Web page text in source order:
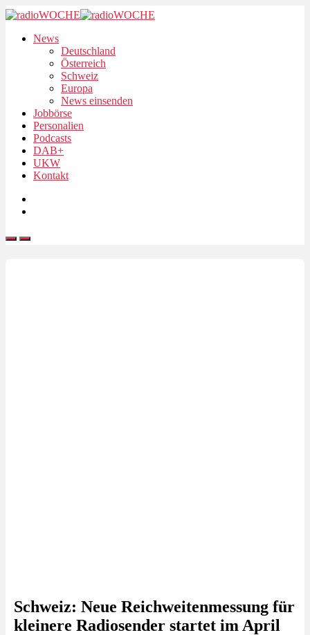
News
Deutschland
Österreich
Schweiz
Europa
News einsenden
Jobbörse
Personalien
Podcasts
DAB+
UKW
Kontakt
Schweiz: Neue Reichweitenmessung für
kleinere Radiosender startet im April